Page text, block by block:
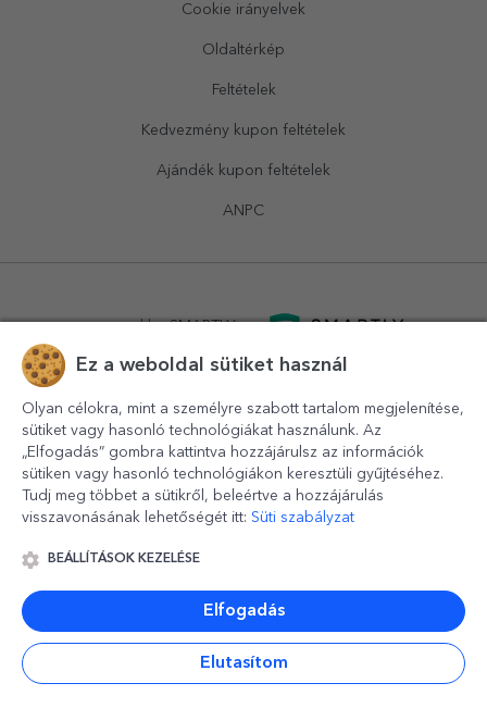
Cookie irányelvek
Oldaltérkép
Feltételek
Kedvezmény kupon feltételek
Ajándék kupon feltételek
ANPC
powered bySMARTLY.ro
© 2016-2026 StarGift
contact@stargift.hu
www.stargift.hu
Ez a weboldal sütiket használ
Olyan célokra, mint a személyre szabott tartalom megjelenítése,
sütiket vagy hasonló technológiákat használunk. Az
„Elfogadás” gombra kattintva hozzájárulsz az információk
sütiken vagy hasonló technológiákon keresztüli gyűjtéséhez.
Tudj meg többet a sütikről, beleértve a hozzájárulás
visszavonásának lehetőségét itt: Süti szabályzat
BEÁLLÍTÁSOK KEZELÉSE
Elfogadás
Elutasítom